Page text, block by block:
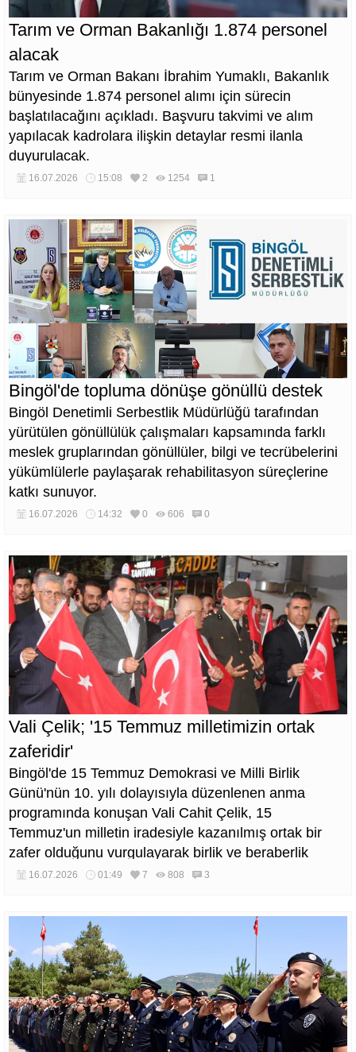
Tarım ve Orman Bakanlığı 1.874 personel
alacak
Tarım ve Orman Bakanı İbrahim Yumaklı, Bakanlık
bünyesinde 1.874 personel alımı için sürecin
başlatılacağını açıkladı. Başvuru takvimi ve alım
yapılacak kadrolara ilişkin detaylar resmi ilanla
duyurulacak.
16.07.2026 15:08 2 1254 1
Bingöl'de topluma dönüşe gönüllü destek
Bingöl Denetimli Serbestlik Müdürlüğü tarafından
yürütülen gönüllülük çalışmaları kapsamında farklı
meslek gruplarından gönüllüler, bilgi ve tecrübelerini
yükümlülerle paylaşarak rehabilitasyon süreçlerine
katkı sunuyor.
16.07.2026 14:32 0 606 0
Vali Çelik; '15 Temmuz milletimizin ortak
zaferidir'
Bingöl'de 15 Temmuz Demokrasi ve Milli Birlik
Günü'nün 10. yılı dolayısıyla düzenlenen anma
programında konuşan Vali Cahit Çelik, 15
Temmuz'un milletin iradesiyle kazanılmış ortak bir
zafer olduğunu vurgulayarak birlik ve beraberlik
mesajı verdi.
16.07.2026 01:49 7 808 3